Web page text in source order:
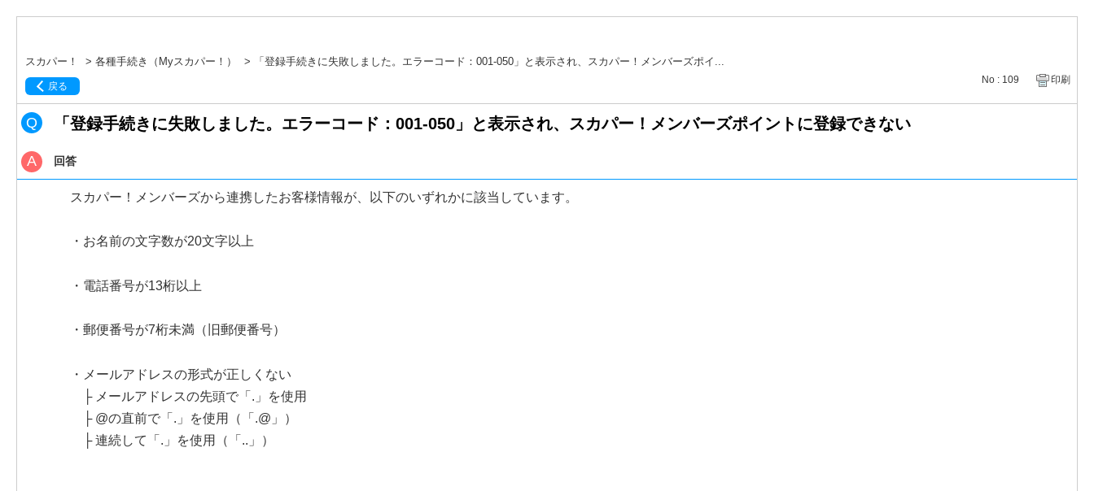
スカパー！ > 各種手続き（Myスカパー！） > 「登録手続きに失敗しました。エラーコード：001-050」と表示され、スカパー！メンバーズポイ...
戻る
No : 109 印刷
「登録手続きに失敗しました。エラーコード：001-050」と表示され、スカパー！メンバーズポイントに登録できない
回答
スカパー！メンバーズから連携したお客様情報が、以下のいずれかに該当しています。
・お名前の文字数が20文字以上
・電話番号が13桁以上
・郵便番号が7桁未満（旧郵便番号）
・メールアドレスの形式が正しくない
├ メールアドレスの先頭で「.」を使用
├ @の直前で「.」を使用（「.@」）
├ 連続して「.」を使用（「..」）